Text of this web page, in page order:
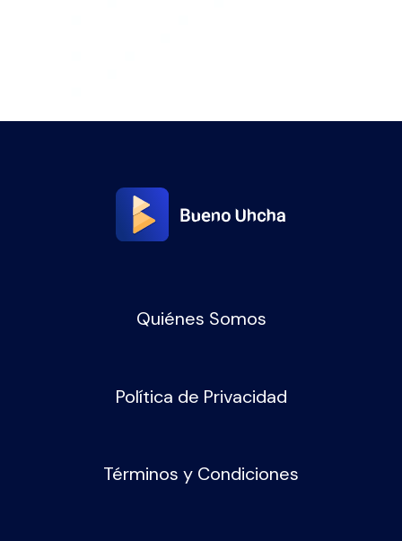
Quiénes Somos
Política de Privacidad
Términos y Condiciones